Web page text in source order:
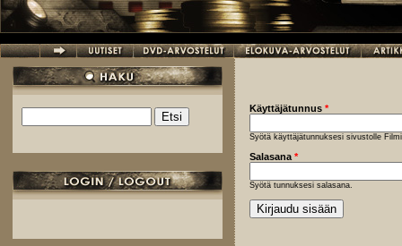
Hakulomake
Käyttäjätunnus *
Syötä käyttäjätunnuksesi sivustolle
Salasana *
Syötä tunnuksesi salasana.